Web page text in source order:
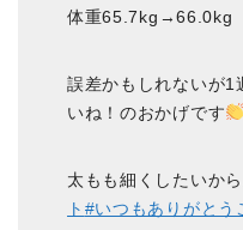
体重65.7kg→66.0kg
誤差かもしれないが1
いね！のおかげです
太もも細くしたいか
ト #いつもありがとう